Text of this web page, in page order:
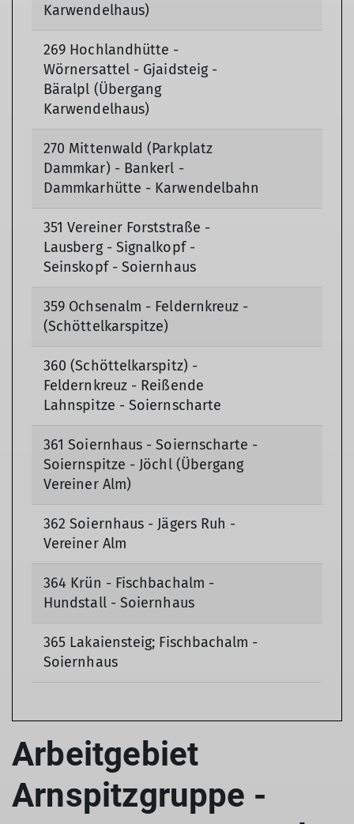
Karwendelhaus)
269 Hochlandhütte -
Wörnersattel - Gjaidsteig -
Bäralpl (Übergang
Karwendelhaus)
270 Mittenwald (Parkplatz
Dammkar) - Bankerl -
Dammkarhütte - Karwendelbahn
351 Vereiner Forststraße -
Lausberg - Signalkopf -
Seinskopf - Soiernhaus
359 Ochsenalm - Feldernkreuz -
(Schöttelkarspitze)
360 (Schöttelkarspitz) -
Feldernkreuz - Reißende
Lahnspitze - Soiernscharte
361 Soiernhaus - Soiernscharte -
Soiernspitze - Jöchl (Übergang
Vereiner Alm)
362 Soiernhaus - Jägers Ruh -
Vereiner Alm
364 Krün - Fischbachalm -
Hundstall - Soiernhaus
365 Lakaiensteig; Fischbachalm -
Soiernhaus
Arbeitgebiet
Arnspitzgruppe -